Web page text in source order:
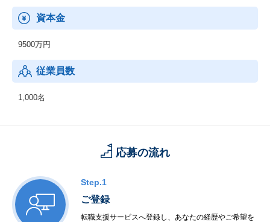
資本金
9500万円
従業員数
1,000名
応募の流れ
Step.1
ご登録
転職支援サービスへ登録し、あなたの経歴やご希望を